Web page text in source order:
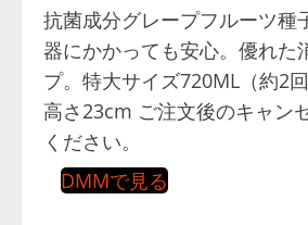
抗菌成分グレープフルーツ種
器にかかっても安心。優れた
プ。特大サイズ720ML（約2
高さ23cm ご注文後のキャン
ください。
DMMで見る